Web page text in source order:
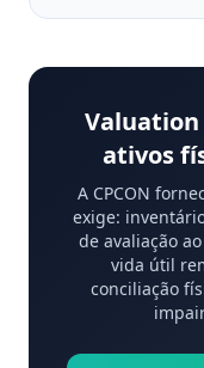
Valuation
ativos
A CPCON
exige:
de avaliação
vida útil
conciliação